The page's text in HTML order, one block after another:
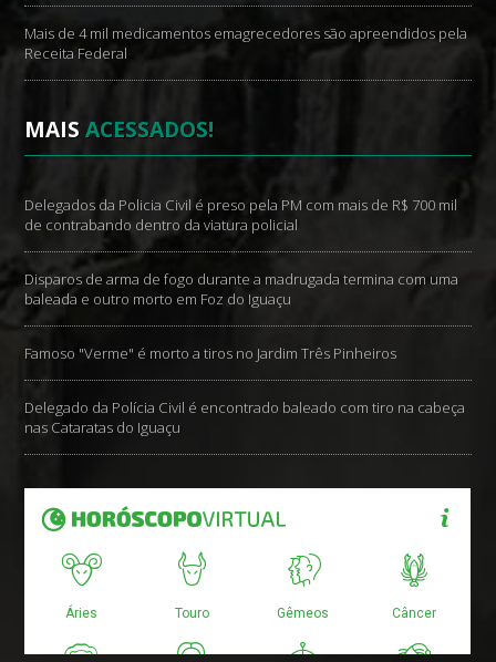
Mais de 4 mil medicamentos emagrecedores são apreendidos pela
Receita Federal
MAISACESSADOS!
Delegados da Policia Civil é preso pela PM com mais de R$ 700 mil
de contrabando dentro da viatura policial
Disparos de arma de fogo durante a madrugada termina com uma
baleada e outro morto em Foz do Iguaçu
Famoso "Verme" é morto a tiros no Jardim Três Pinheiros
Delegado da Polícia Civil é encontrado baleado com tiro na cabeça
nas Cataratas do Iguaçu